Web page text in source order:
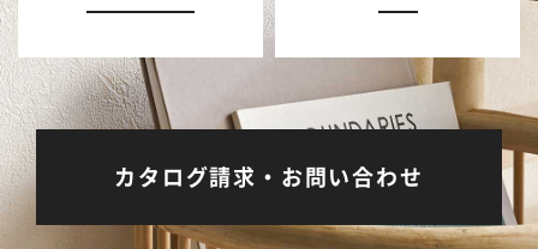
カタログ請求・お問い合わせ